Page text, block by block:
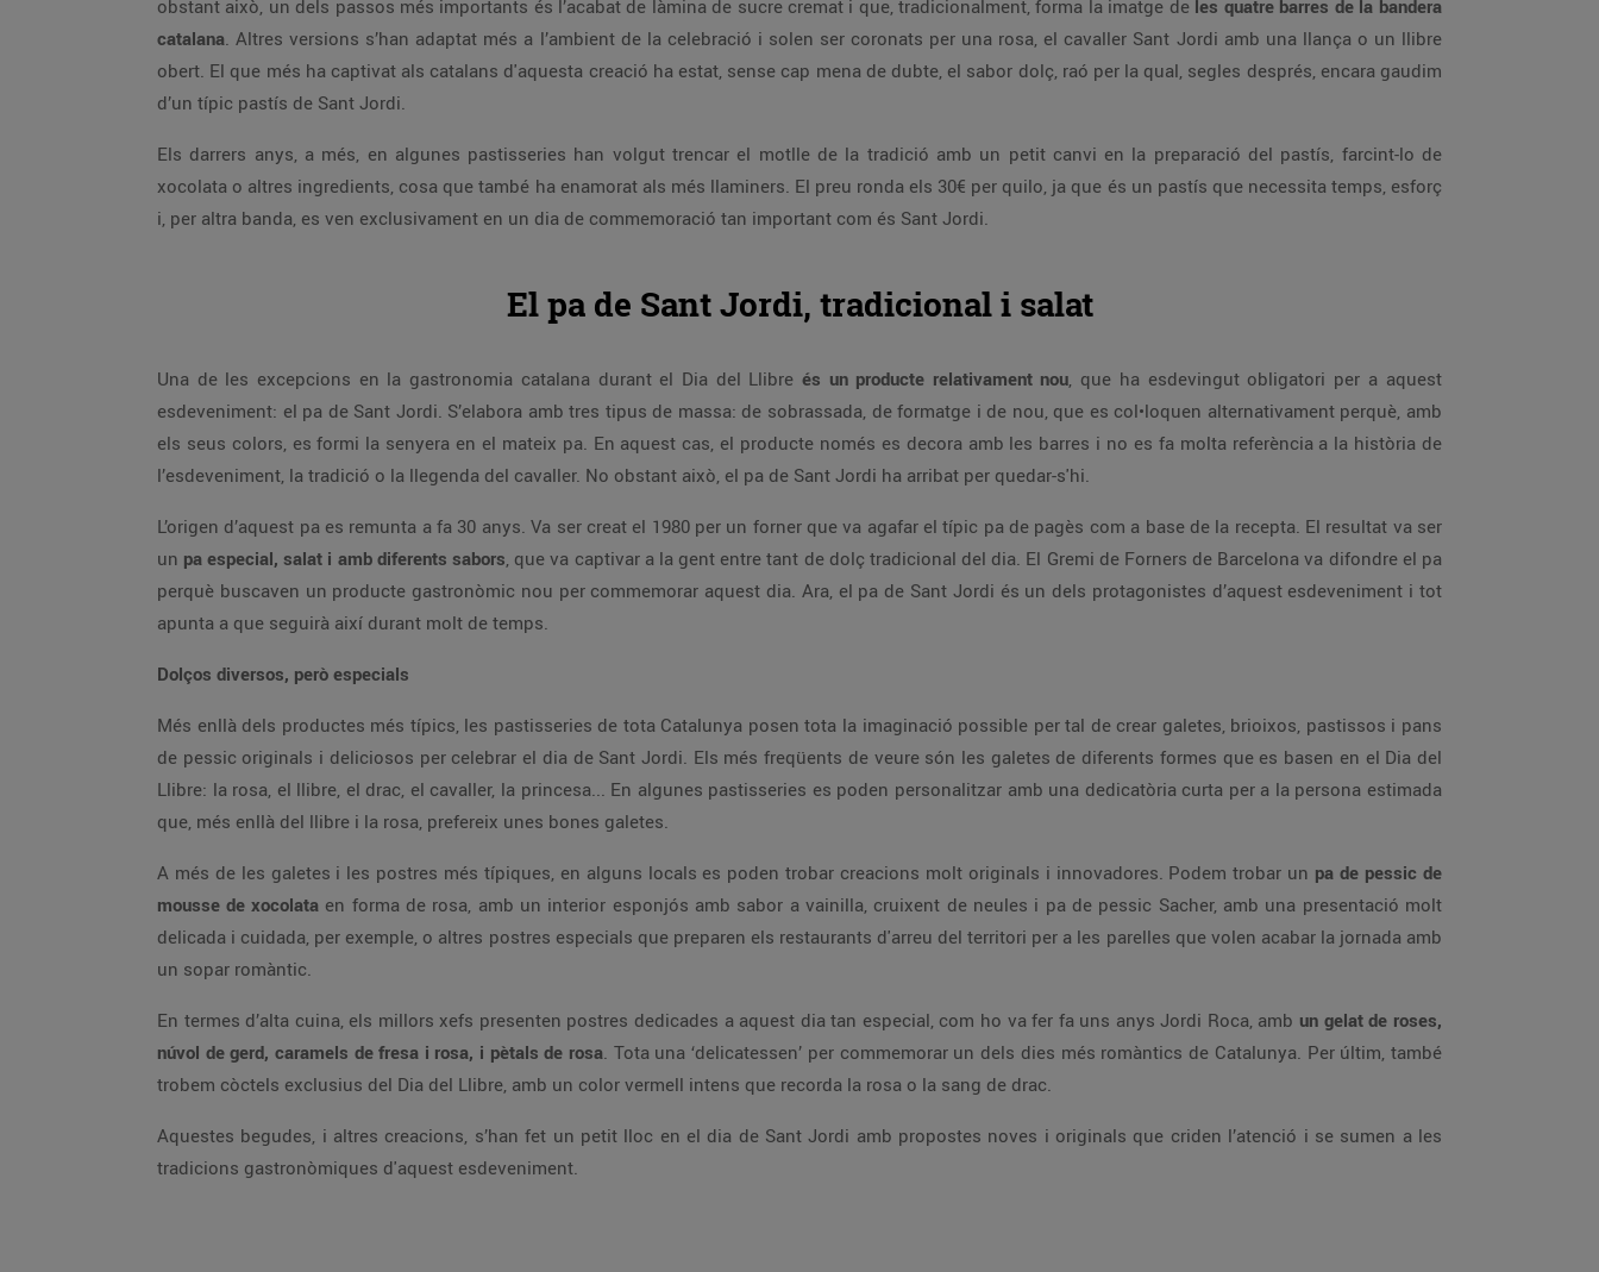
obstant això, un dels passos més importants és l’acabat de làmina de sucre cremat i que, tradicionalment, forma la imatge de les quatre barres de la bandera
catalana. Altres versions s’han adaptat més a l’ambient de la celebració i solen ser coronats per una rosa, el cavaller Sant Jordi amb una llança o un llibre
obert. El que més ha captivat als catalans d'aquesta creació ha estat, sense cap mena de dubte, el sabor dolç, raó per la qual, segles després, encara gaudim
d’un típic pastís de Sant Jordi.
Els darrers anys, a més, en algunes pastisseries han volgut trencar el motlle de la tradició amb un petit canvi en la preparació del pastís, farcint-lo de
xocolata o altres ingredients, cosa que també ha enamorat als més llaminers. El preu ronda els 30€ per quilo, ja que és un pastís que necessita temps, esforç
i, per altra banda, es ven exclusivament en un dia de commemoració tan important com és Sant Jordi.
El pa de Sant Jordi, tradicional i salat
Una de les excepcions en la gastronomia catalana durant el Dia del Llibre és un producte relativament nou, que ha esdevingut obligatori per a aquest
esdeveniment: el pa de Sant Jordi. S’elabora amb tres tipus de massa: de sobrassada, de formatge i de nou, que es col•loquen alternativament perquè, amb
els seus colors, es formi la senyera en el mateix pa. En aquest cas, el producte només es decora amb les barres i no es fa molta referència a la història de
l’esdeveniment, la tradició o la llegenda del cavaller. No obstant això, el pa de Sant Jordi ha arribat per quedar-s'hi.
L’origen d’aquest pa es remunta a fa 30 anys. Va ser creat el 1980 per un forner que va agafar el típic pa de pagès com a base de la recepta. El resultat va ser
un pa especial, salat i amb diferents sabors, que va captivar a la gent entre tant de dolç tradicional del dia. El Gremi de Forners de Barcelona va difondre el pa
perquè buscaven un producte gastronòmic nou per commemorar aquest dia. Ara, el pa de Sant Jordi és un dels protagonistes d’aquest esdeveniment i tot
apunta a que seguirà així durant molt de temps.
Dolços diversos, però especials
Més enllà dels productes més típics, les pastisseries de tota Catalunya posen tota la imaginació possible per tal de crear galetes, brioixos, pastissos i pans
de pessic originals i deliciosos per celebrar el dia de Sant Jordi. Els més freqüents de veure són les galetes de diferents formes que es basen en el Dia del
Llibre: la rosa, el llibre, el drac, el cavaller, la princesa... En algunes pastisseries es poden personalitzar amb una dedicatòria curta per a la persona estimada
que, més enllà del llibre i la rosa, prefereix unes bones galetes.
A més de les galetes i les postres més típiques, en alguns locals es poden trobar creacions molt originals i innovadores. Podem trobar un pa de pessic de
mousse de xocolata en forma de rosa, amb un interior esponjós amb sabor a vainilla, cruixent de neules i pa de pessic Sacher, amb una presentació molt
delicada i cuidada, per exemple, o altres postres especials que preparen els restaurants d'arreu del territori per a les parelles que volen acabar la jornada amb
un sopar romàntic.
En termes d’alta cuina, els millors xefs presenten postres dedicades a aquest dia tan especial, com ho va fer fa uns anys Jordi Roca, amb un gelat de roses,
núvol de gerd, caramels de fresa i rosa, i pètals de rosa. Tota una ‘delicatessen’ per commemorar un dels dies més romàntics de Catalunya. Per últim, també
trobem còctels exclusius del Dia del Llibre, amb un color vermell intens que recorda la rosa o la sang de drac.
Aquestes begudes, i altres creacions, s’han fet un petit lloc en el dia de Sant Jordi amb propostes noves i originals que criden l’atenció i se sumen a les
tradicions gastronòmiques d'aquest esdeveniment.